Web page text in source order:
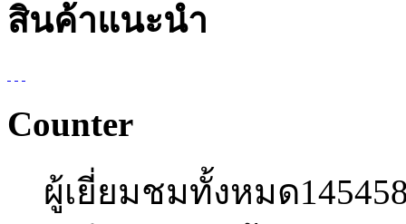
สินค้าแนะนำ
Counter
ผู้เยี่ยมชมทั้งหมด